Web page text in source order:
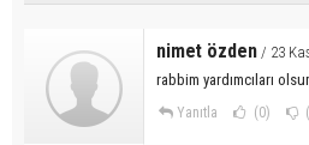
nimet özden / 23
rabbim yardımcıları
Yanıtla (0)